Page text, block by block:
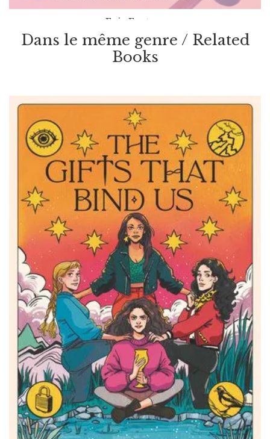
A Venom Dark And Sweet
Epic Fantasy
$24.99
Dans le même genre / Related
Books